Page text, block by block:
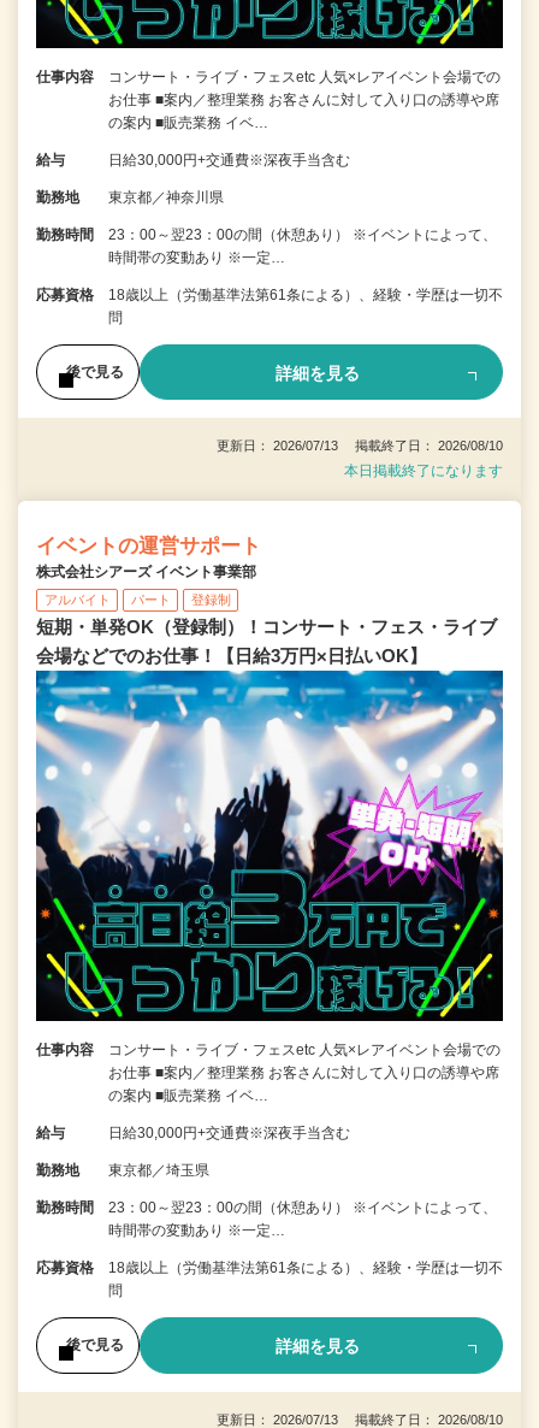
仕事内容
コンサート・ライブ・フェスetc 人気×レアイベント会場での
お仕事 ■案内／整理業務 お客さんに対して入り口の誘導や席
の案内 ■販売業務 イベ…
給与 日給30,000円+交通費※深夜手当含む
勤務地 東京都／神奈川県
勤務時間
23：00～翌23：00の間（休憩あり） ※イベントによって、
時間帯の変動あり ※一定…
応募資格
18歳以上（労働基準法第61条による）、経験・学歴は一切不
問
後で見る 詳細を見る
更新日： 2026/07/13 掲載終了日： 2026/08/10
本日掲載終了になります
イベントの運営サポート
株式会社シアーズ イベント事業部
アルバイト パート 登録制
短期・単発OK（登録制）！コンサート・フェス・ライブ
会場などでのお仕事！【日給3万円×日払いOK】
仕事内容
コンサート・ライブ・フェスetc 人気×レアイベント会場での
お仕事 ■案内／整理業務 お客さんに対して入り口の誘導や席
の案内 ■販売業務 イベ…
給与 日給30,000円+交通費※深夜手当含む
勤務地 東京都／埼玉県
勤務時間
23：00～翌23：00の間（休憩あり） ※イベントによって、
時間帯の変動あり ※一定…
応募資格
18歳以上（労働基準法第61条による）、経験・学歴は一切不
問
後で見る 詳細を見る
更新日： 2026/07/13 掲載終了日： 2026/08/10